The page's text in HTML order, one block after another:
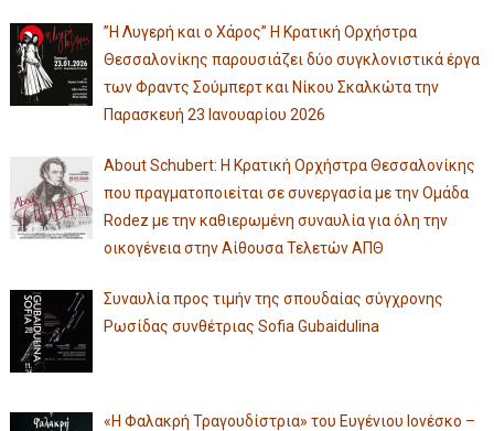
”Η Λυγερή και ο Χάρος” Η Κρατική Ορχήστρα
Θεσσαλονίκης παρουσιάζει δύο συγκλονιστικά έργα
των Φραντς Σούμπερτ και Νίκου Σκαλκώτα την
Παρασκευή 23 Ιανουαρίου 2026
About Schubert: Η Κρατική Ορχήστρα Θεσσαλονίκης
που πραγματοποιείται σε συνεργασία με την Ομάδα
Rodez με την καθιερωμένη συναυλία για όλη την
οικογένεια στην Αίθουσα Τελετών ΑΠΘ
Συναυλία προς τιμήν της σπουδαίας σύγχρονης
Ρωσίδας συνθέτριας Sofia Gubaidulina
«Η Φαλακρή Τραγουδίστρια» του Ευγένιου Ιονέσκο –